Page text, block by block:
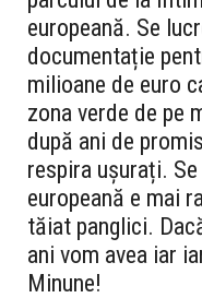
europeană. Se
documentație
milioane de euro
zona verde de pe
după ani de
respira ușurați.
europeană e mai
tăiat panglici.
ani vom avea iar
Minune!